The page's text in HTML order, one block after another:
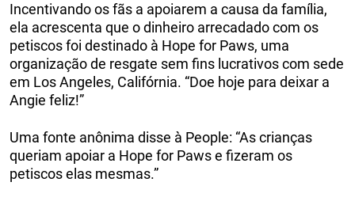
Incentivando os fãs a apoiarem a causa da família,
ela acrescenta que o dinheiro arrecadado com os
petiscos foi destinado à Hope for Paws, uma
organização de resgate sem fins lucrativos com sede
em Los Angeles, Califórnia. “Doe hoje para deixar a
Angie feliz!”
Uma fonte anônima disse à People: “As crianças
queriam apoiar a Hope for Paws e fizeram os
petiscos elas mesmas.”